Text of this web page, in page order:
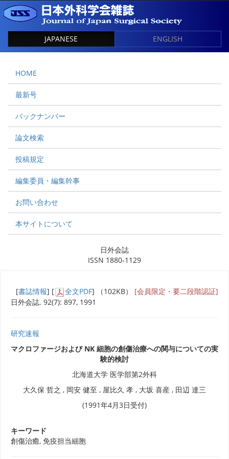
JAPANESE ENGLISH
HOME
最新号
バックナンバー
論文検索
投稿規定
編集委員・編集幹事
お問い合わせ
本サイトについて
日外会誌
ISSN 1880-1129
[書誌情報] [ 全文PDF] （102KB） [会員限定・要二段階認証]
日外会誌. 92(7): 897, 1991
研究速報
マクロファージおよび NK 細胞の創傷治療への関与についての実
験的検討
北海道大学 医学部第2外科
大久保 哲之 , 岡安 健至 , 屋比久 孝 , 大坂 喜産 , 田辺 達三
(1991年4月3日受付)
キーワード
創傷治癒, 免疫担当細胞